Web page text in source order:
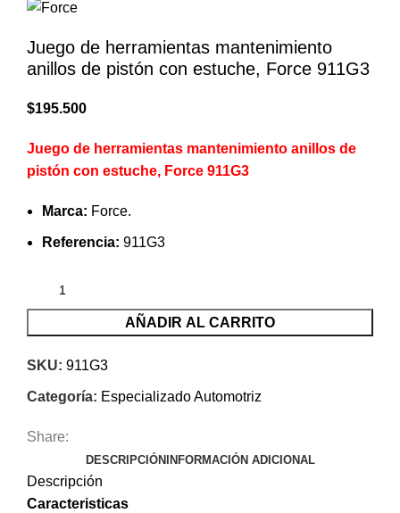
Juego de herramientas mantenimiento
anillos de pistón con estuche, Force 911G3
$195.500
Juego de herramientas mantenimiento anillos de
pistón con estuche, Force 911G3
Marca: Force.
Referencia: 911G3
AÑADIR AL CARRITO
SKU: 911G3
Categoría: Especializado Automotriz
Share:
DESCRIPCIÓNINFORMACIÓN ADICIONAL
Descripción
Caracteristicas